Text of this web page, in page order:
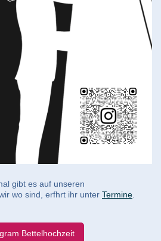
gibt es auf unseren
wo sind, erfhrt ihr unter Termine.
Bettelhochzeit